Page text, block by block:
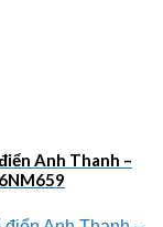
Anh Thanh –